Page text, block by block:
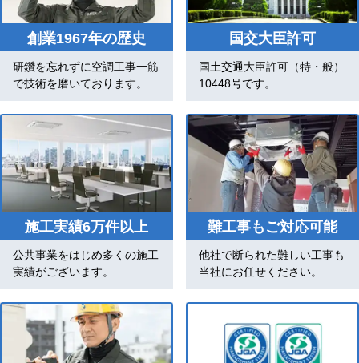
創業1967年の歴史
研鑽を忘れずに空調工事一筋
で技術を磨いております。
国交大臣許可
国土交通大臣許可（特・般）
10448号です。
施工実績6万件以上
公共事業をはじめ多くの施工
実績がございます。
難工事もご対応可能
他社で断られた難しい工事も
当社にお任せください。